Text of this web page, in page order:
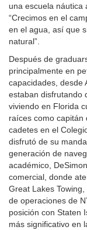
una escuela náutica
“Crecimos en el
en el agua, así que
natural”.
Después de
principalmente en
capacidades, desde
estaban disfrutando
viviendo en Florida
raíces como capitán
cadetes en el
disfrutó de su
generación de
académico,
comercial, donde
Great Lakes
de operaciones de
posición con Staten
más significativo en